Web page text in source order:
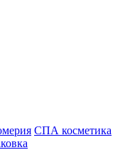
СПА косметика